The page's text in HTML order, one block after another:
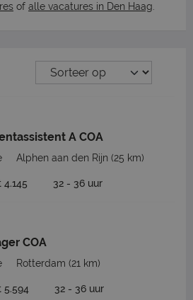
of alle vacatures in Den Haag
A COA
Alphen aan den Rijn (25 km)
4.145 32 - 36 uur
COA
Rotterdam (21 km)
5.594 32 - 36 uur